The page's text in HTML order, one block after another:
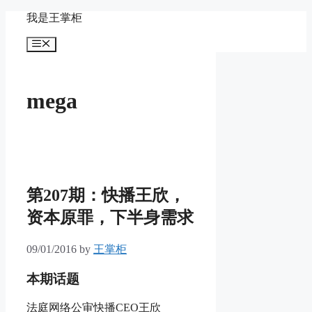
content
我是王掌柜
Menu
mega
第207期：快播王欣，
资本原罪，下半身需求
09/01/2016 by 王掌柜
本期话题
法庭网络公审快播CEO王欣